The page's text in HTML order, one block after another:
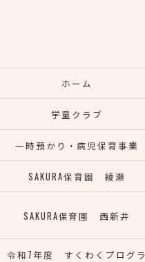
ホーム
学童クラブ
一時預かり・病児保育事業
SAKURA保育園 綾瀬
SAKURA保育園 西新井
令和7年度 すくわくプログラ